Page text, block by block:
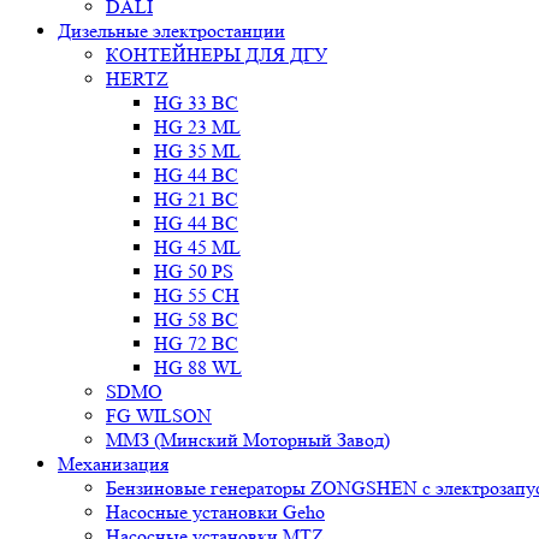
DALI
Дизельные электростанции
КОНТЕЙНЕРЫ ДЛЯ ДГУ
HERTZ
HG 33 BC
HG 23 ML
HG 35 ML
HG 44 BC
HG 21 BC
HG 44 BC
HG 45 ML
HG 50 PS
HG 55 CH
HG 58 BC
HG 72 BC
HG 88 WL
SDMO
FG WILSON
ММЗ (Минский Моторный Завод)
Механизация
Бензиновые генераторы ZONGSHEN с
Насосные установки Geho